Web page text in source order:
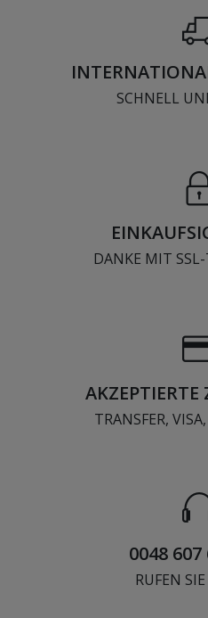
SCHNELL
DANKE MIT
TRANSFER,
0048 607
RUFEN